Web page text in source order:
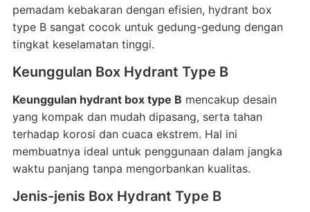
pemadam kebakaran dengan efisien, hydrant box
type B sangat cocok untuk gedung-gedung dengan
tingkat keselamatan tinggi.
Keunggulan Box Hydrant Type B
Keunggulan hydrant box type B mencakup desain
yang kompak dan mudah dipasang, serta tahan
terhadap korosi dan cuaca ekstrem. Hal ini
membuatnya ideal untuk penggunaan dalam jangka
waktu panjang tanpa mengorbankan kualitas.
Jenis-jenis Box Hydrant Type B